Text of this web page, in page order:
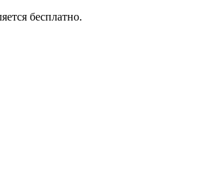
бесплатно.